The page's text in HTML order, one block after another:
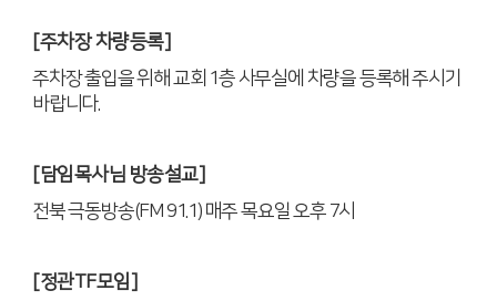
[주차장 차량등록]
주차장 출입을 위해 교회 1층 사무실에 차량을 등록해 주시기
바랍니다.
[담임목사님 방송설교]
전북 극동방송(FM 91.1) 매주 목요일 오후 7시
[정관TF모임]